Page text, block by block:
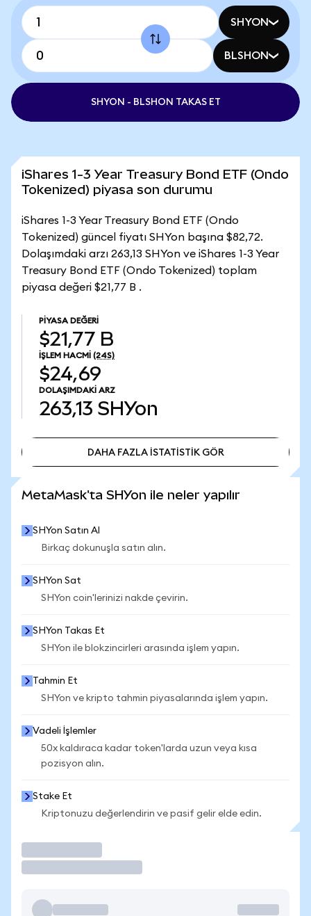
SHYON
BLSHON
SHYON - BLSHON TAKAS ET
iShares 1-3 Year Treasury Bond ETF (Ondo
Tokenized) piyasa son durumu
iShares 1-3 Year Treasury Bond ETF (Ondo
Tokenized) güncel fiyatı SHYon başına $82,72.
Dolaşımdaki arzı 263,13 SHYon ve iShares 1-3 Year
Treasury Bond ETF (Ondo Tokenized) toplam
piyasa değeri $21,77 B .
PIYASA DEĞERI
$21,77 B
İŞLEM HACMI (24S)
$24,69
DOLAŞIMDAKI ARZ
263,13 SHYon
DAHA FAZLA İSTATİSTİK GÖR
MetaMask'ta SHYon ile neler yapılır
SHYon Satın Al
Birkaç dokunuşla satın alın.
SHYon Sat
SHYon coin'lerinizi nakde çevirin.
SHYon Takas Et
SHYon ile blokzincirleri arasında işlem yapın.
Tahmin Et
SHYon ve kripto tahmin piyasalarında işlem yapın.
Vadeli İşlemler
50x kaldıraca kadar token'larda uzun veya kısa
pozisyon alın.
Stake Et
Kriptonuzu değerlendirin ve pasif gelir elde edin.